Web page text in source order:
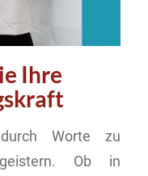
Ihre
Worte zu
Ob in